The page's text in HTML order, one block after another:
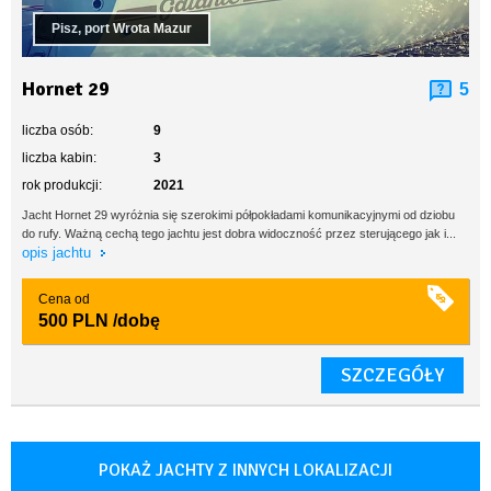
Pisz, port Wrota Mazur
Hornet 29 5
liczba osób:
9
liczba kabin:
3
rok produkcji:
2021
Jacht Hornet 29 wyróżnia się szerokimi półpokładami komunikacyjnymi od dziobu
do rufy. Ważną cechą tego jachtu jest dobra widoczność przez sterującego jak i...
opis jachtu
Cena od
500 PLN /dobę
SZCZEGÓŁY
POKAŻ JACHTY Z INNYCH LOKALIZACJI